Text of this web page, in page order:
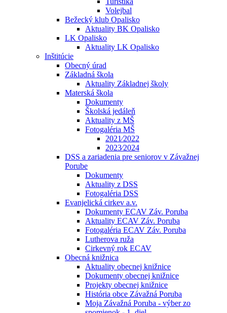
Volejbal
Bežecký klub Opalisko
Aktuality BK Opalisko
LK Opalisko
Aktuality LK Opalisko
Inštitúcie
Obecný úrad
Základná škola
Aktuality Základnej školy
Materská škola
Dokumenty
Školská jedáleň
Aktuality z MŠ
Fotogaléria MŠ
2021⁄2022
2023⁄2024
DSS a zariadenia pre seniorov v Závažnej
Porube
Dokumenty
Aktuality z DSS
Fotogaléria DSS
Evanjelická cirkev a.v.
Dokumenty ECAV Záv. Poruba
Aktuality ECAV Záv. Poruba
Fotogaléria ECAV Záv. Poruba
Lutherova ruža
Cirkevný rok ECAV
Obecná knižnica
Aktuality obecnej knižnice
Dokumenty obecnej knižnice
Projekty obecnej knižnice
História obce Závažná Poruba
Moja Závažná Poruba - výber zo